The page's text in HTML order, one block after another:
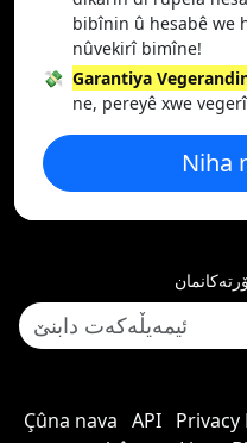
bibînin û hesabê we
nûvekirî bimîne!
💸 Garantiya
ne, pereyê xwe
Niha
Çûna nava API Privacy